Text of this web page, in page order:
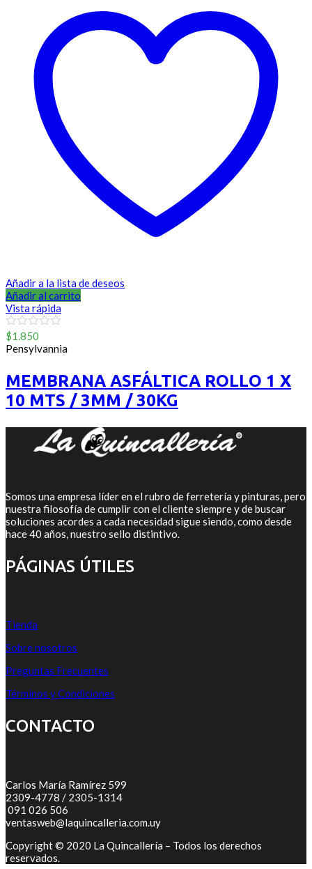
Añadir a la lista de deseos
Añadir al carrito
Vista rápida
0
out
of
$1.850
Pensylvannia
MEMBRANA ASFÁLTICA ROLLO 1 X
10 MTS / 3MM / 30KG
Somos una empresa líder en el rubro de ferretería y pinturas, pero
nuestra filosofía de cumplir con el cliente siempre y de buscar
soluciones acordes a cada necesidad sigue siendo, como desde
hace 40 años, nuestro sello distintivo.
PÁGINAS ÚTILES
Tienda
Sobre nosotros
Preguntas Frecuentes
Términos y Condiciones
CONTACTO
Carlos María Ramírez 599
2309-4778 / 2305-1314
091 026 506
ventasweb@laquincalleria.com.uy
Copyright © 2020 La Quincallería – Todos los derechos
reservados.